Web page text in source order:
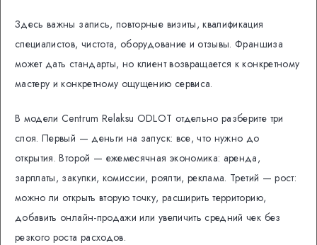
Здесь важны запись, повторные визиты, квалификация
специалистов, чистота, оборудование и отзывы. Франшиза
может дать стандарты, но клиент возвращается к конкретному
мастеру и конкретному ощущению сервиса.
В модели Centrum Relaksu ODLOT отдельно разберите три
слоя. Первый — деньги на запуск: все, что нужно до
открытия. Второй — ежемесячная экономика: аренда,
зарплаты, закупки, комиссии, роялти, реклама. Третий — рост:
можно ли открыть вторую точку, расширить территорию,
добавить онлайн-продажи или увеличить средний чек без
резкого роста расходов.